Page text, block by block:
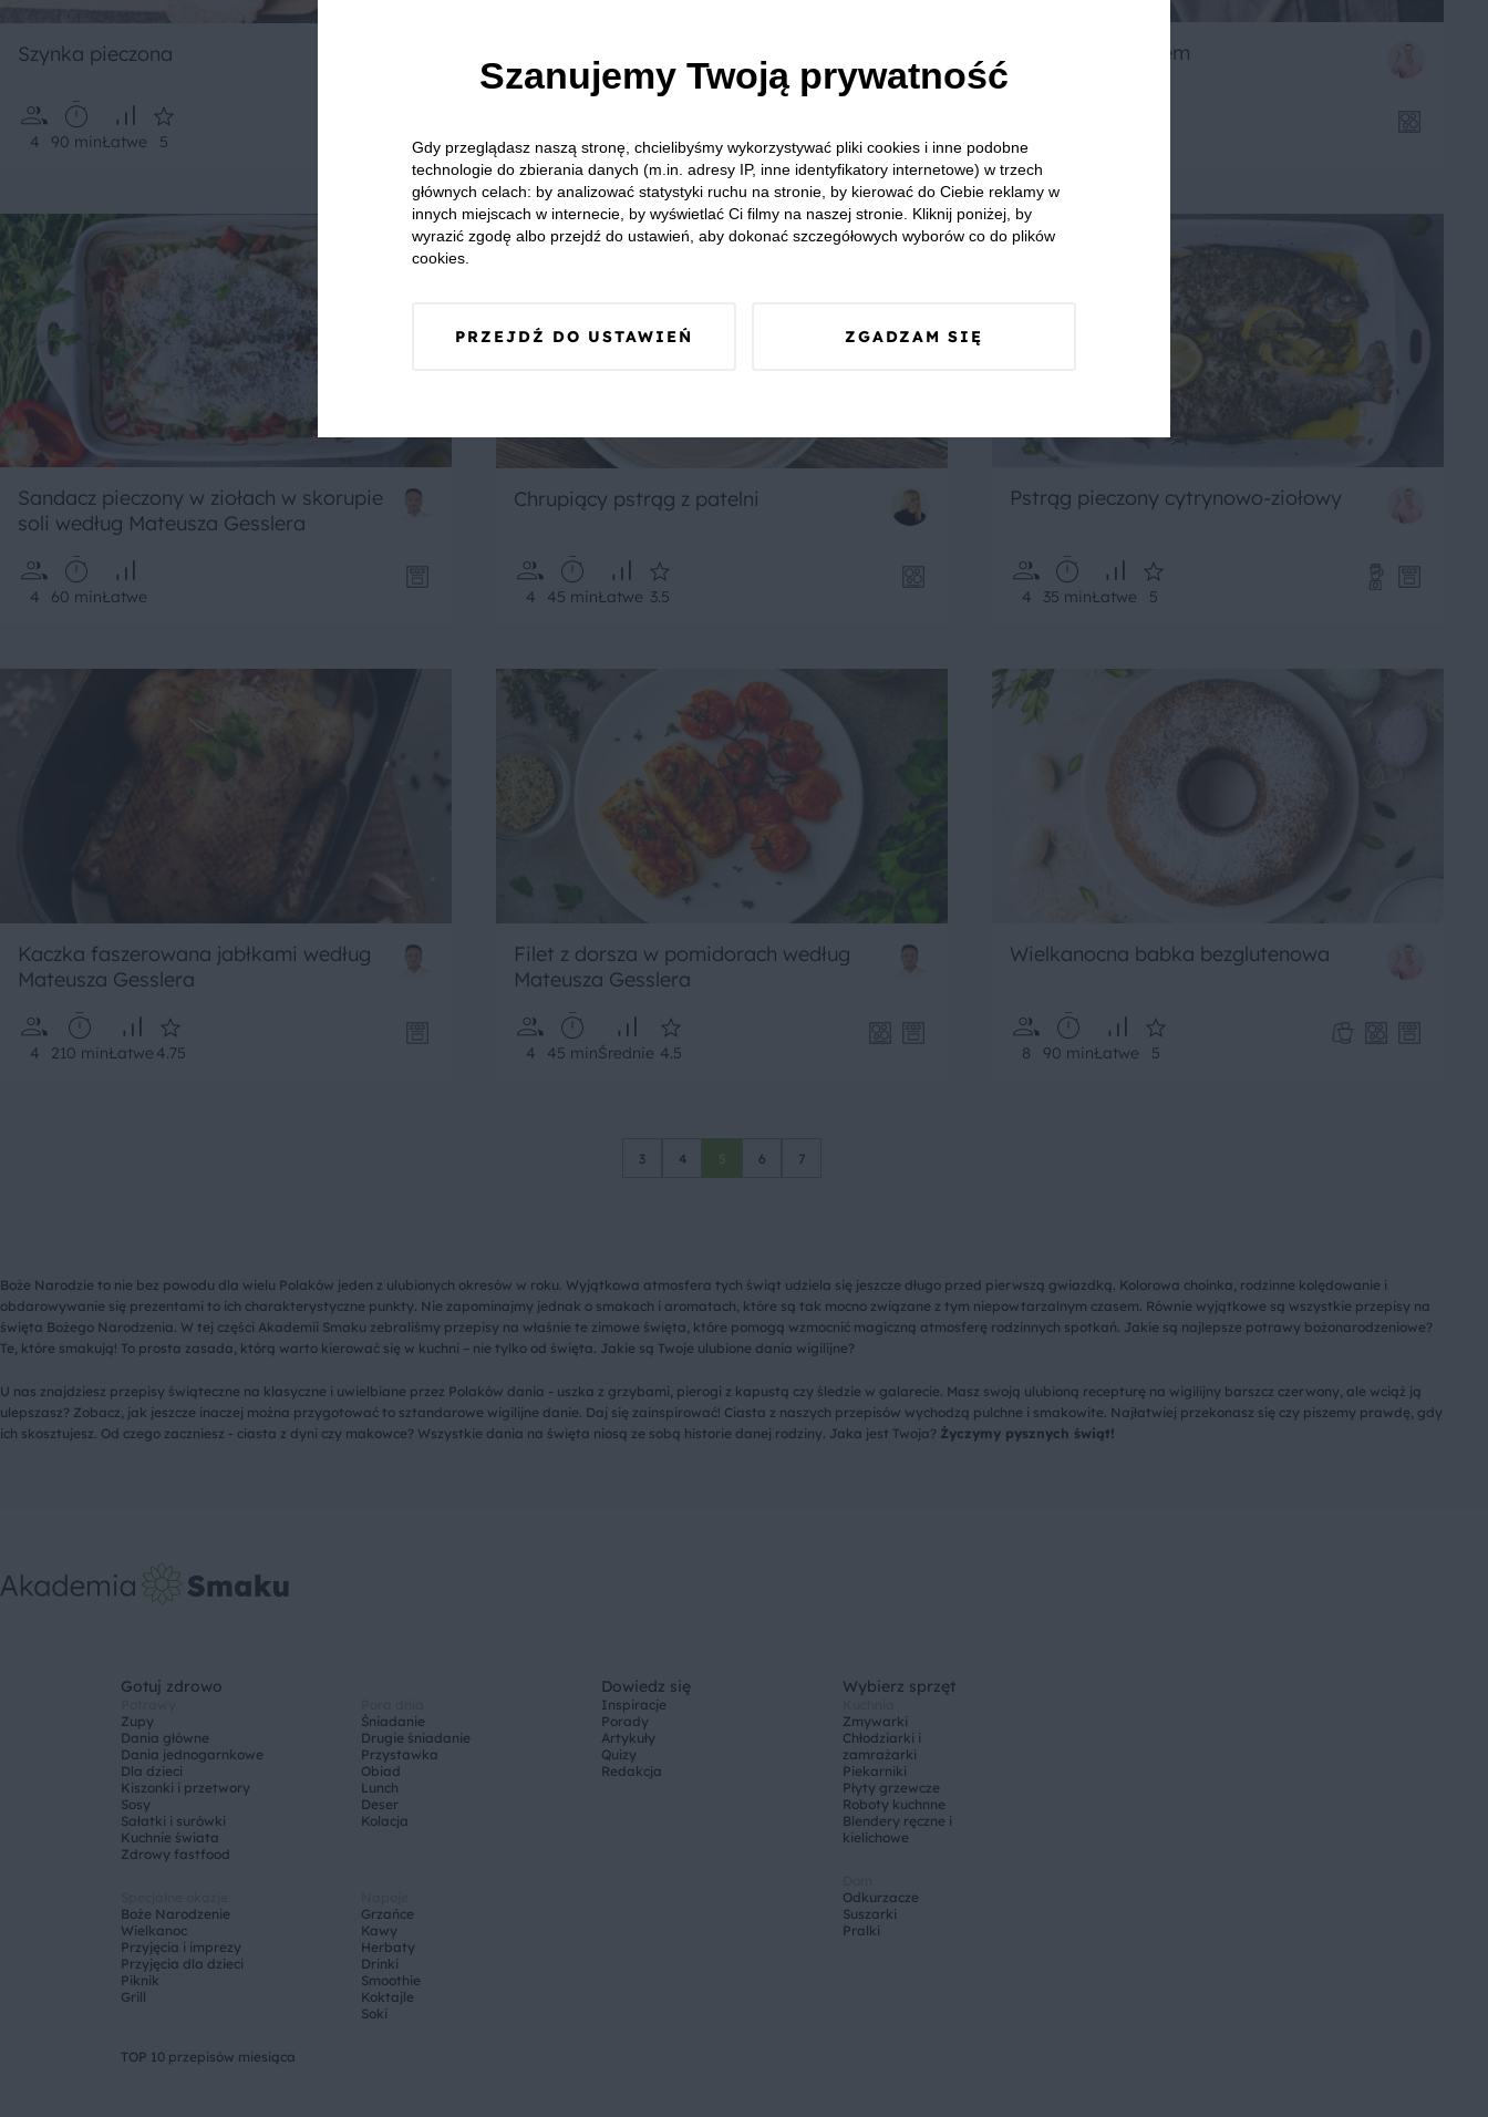
Szynka pieczona
4 90 minŁatwe 5 4 130 minŁatwe4.67
Kapusta z grochem
4
Sandacz pieczony w ziołach w skorupie
soli według Mateusza Gesslera
4 60 minŁatwe
Chrupiący pstrąg z patelni
4 45 minŁatwe 3.5
Pstrąg pieczony cytrynowo-ziołowy
4 35 minŁatwe 5
Kaczka faszerowana jabłkami według
Mateusza Gesslera
4 210 minŁatwe 4.75
Filet z dorsza w pomidorach według
Mateusza Gesslera
4 45 minŚrednie 4.5
Wielkanocna babka bezglutenowa
8 90 minŁatwe 5
3 4 5 6 7
Boże Narodzie to nie bez powodu dla wielu Polaków jeden z ulubionych okresów w roku. Wyjątkowa atmosfera tych świąt udziela się jeszcze długo przed pierwszą gwiazdką. Kolorowa choinka, rodzinne kolędowanie i
obdarowywanie się prezentami to ich charakterystyczne punkty. Nie zapominajmy jednak o smakach i aromatach, które są tak mocno związane z tym niepowtarzalnym czasem. Równie wyjątkowe są wszystkie przepisy na
święta Bożego Narodzenia. W tej części Akademii Smaku zebraliśmy przepisy na właśnie te zimowe święta, które pomogą wzmocnić magiczną atmosferę rodzinnych spotkań. Jakie są najlepsze potrawy bożonarodzeniowe?
Te, które smakują! To prosta zasada, którą warto kierować się w kuchni – nie tylko od święta. Jakie są Twoje ulubione dania wigilijne?
U nas znajdziesz przepisy świąteczne na klasyczne i uwielbiane przez Polaków dania - uszka z grzybami, pierogi z kapustą czy śledzie w galarecie. Masz swoją ulubioną recepturę na wigilijny barszcz czerwony, ale wciąż ją
ulepszasz? Zobacz, jak jeszcze inaczej można przygotować to sztandarowe wigilijne danie. Daj się zainspirować! Ciasta z naszych przepisów wychodzą pulchne i smakowite. Najłatwiej przekonasz się czy piszemy prawdę, gdy
ich skosztujesz. Od czego zaczniesz - ciasta z dyni czy makowce? Wszystkie dania na święta niosą ze sobą historie danej rodziny. Jaka jest Twoja? Życzymy pysznych świąt!
Gotuj zdrowo
Zupy
Dania główne
Dania jednogarnkowe
Dla dzieci
Kiszonki i przetwory
Sosy
Sałatki i surówki
Kuchnie świata
Zdrowy fastfood
Śniadanie
Drugie śniadanie
Przystawka
Obiad
Lunch
Deser
Kolacja
Boże Narodzenie
Wielkanoc
Przyjęcia i imprezy
Przyjęcia dla dzieci
Piknik
Grill
Grzańce
Kawy
Herbaty
Drinki
Smoothie
Koktajle
Soki
TOP 10 przepisów miesiąca
Dowiedz się
Inspiracje
Porady
Artykuły
Quizy
Redakcja
Wybierz sprzęt
Zmywarki
Chłodziarki i
zamrażarki
Piekarniki
Płyty grzewcze
Roboty kuchnne
Blendery ręczne i
kielichowe
Odkurzacze
Suszarki
Pralki
Szanujemy Twoją prywatność
Gdy przeglądasz naszą stronę, chcielibyśmy wykorzystywać pliki cookies i inne podobne
technologie do zbierania danych (m.in. adresy IP, inne identyfikatory internetowe) w trzech
głównych celach: by analizować statystyki ruchu na stronie, by kierować do Ciebie reklamy w
innych miejscach w internecie, by wyświetlać Ci filmy na naszej stronie. Kliknij poniżej, by
wyrazić zgodę albo przejdź do ustawień, aby dokonać szczegółowych wyborów co do plików
cookies.
PRZEJDŹ DO USTAWIEŃ ZGADZAM SIĘ